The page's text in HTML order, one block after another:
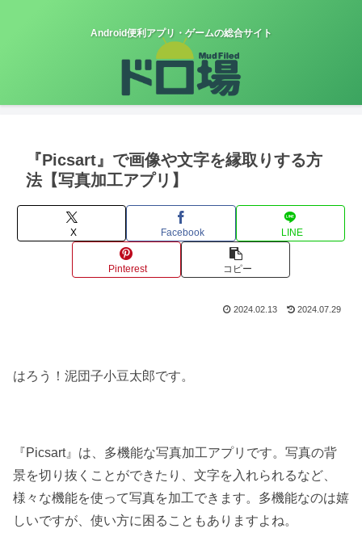
Android便利アプリ・ゲームの総合サイト
『Picsart』で画像や文字を縁取りする方
法【写真加工アプリ】
X Facebook LINE
Pinterest コピー
2024.02.13 2024.07.29
はろう！泥団子小豆太郎です。
『Picsart』は、多機能な写真加工アプリです。写真の背
景を切り抜くことができたり、文字を入れられるなど、
様々な機能を使って写真を加工できます。多機能なのは嬉
しいですが、使い方に困ることもありますよね。